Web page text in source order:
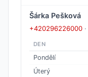
Šárka Pešková
+420296226000 ·
DEN
Pondělí
Úterý